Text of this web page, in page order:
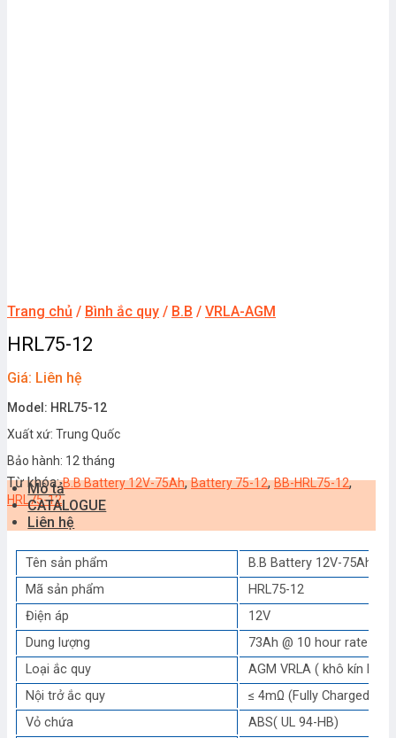
Trang chủ / Bình ắc quy / B.B / VRLA-AGM
HRL75-12
Giá: Liên hệ
Model: HRL75-12
Xuất xứ: Trung Quốc
Bảo hành: 12 tháng
Từ khóa:B.B Battery 12V-75Ah,Battery 75-12,BB-HRL75-12,
HRL75-12
Mô tả
CATALOGUE
Liên hệ
Tên sản phẩm
B.B Battery 12V-75Ah
Mã sản phẩm
HRL75-12
Điện áp
12V
Dung lượng
73Ah @ 10 hour rate F.V
Loại ắc quy
AGM VRLA ( khô kín khí,
Nội trở ắc quy
≤ 4mΩ (Fully Charged )
Vỏ chứa
ABS( UL 94-HB)